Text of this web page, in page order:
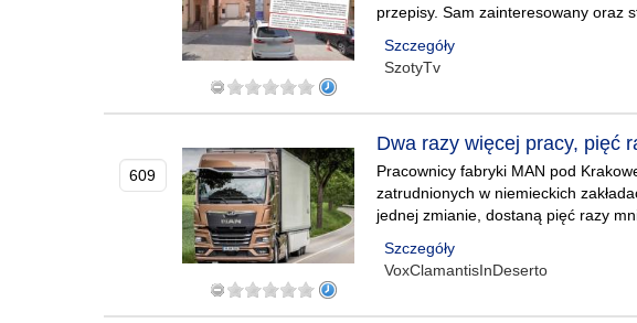
przepisy. Sam zainteresowany oraz
Szczegóły
SzotyTv
609
Dwa razy więcej pracy, pięć
Pracownicy fabryki MAN pod
zatrudnionych w niemieckich
jednej zmianie, dostaną pięć razy
Szczegóły
VoxClamantisInDeserto